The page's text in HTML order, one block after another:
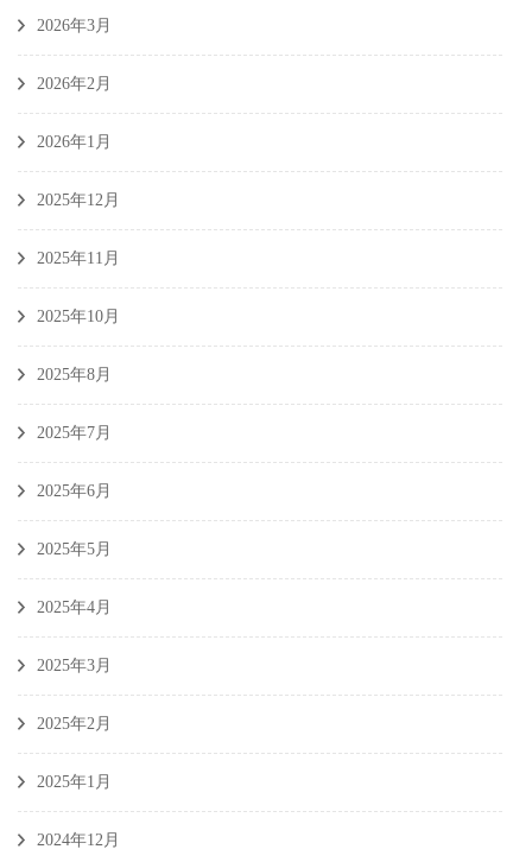
2026年3月
2026年2月
2026年1月
2025年12月
2025年11月
2025年10月
2025年8月
2025年7月
2025年6月
2025年5月
2025年4月
2025年3月
2025年2月
2025年1月
2024年12月